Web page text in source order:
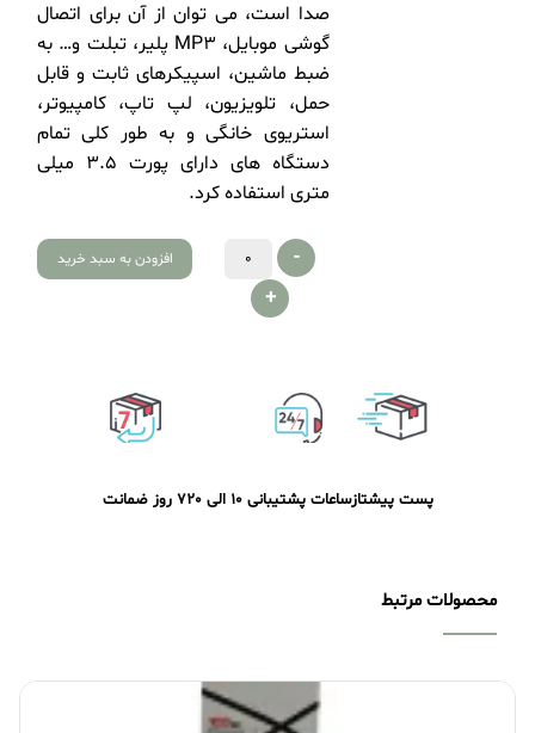
صدا است، می توان از آن برای اتصال
گوشی موبایل، MP3 پلیر، تبلت و… به
ضبط ماشین، اسپیکرهای ثابت و قابل
حمل، تلویزیون، لپ تاپ، کامپیوتر،
استریوی خانگی و به طور کلی تمام
دستگاه های دارای پورت 3.5 میلی
متری استفاده کرد.
-
+
افزودن به سبد خرید
پست پیشتازساعات پشتیبانی 10 الی 20 7 روز ضمانت
محصولات مرتبط